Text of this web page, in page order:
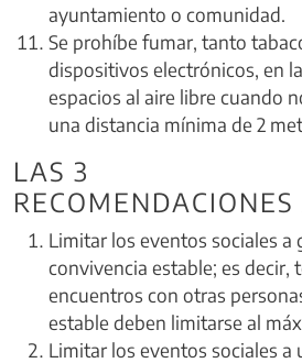
ayuntamiento o comunidad.
Se prohíbe fumar, tanto
dispositivos electrónicos, en
espacios al aire libre cuando
una distancia mínima de 2
LAS 3
Limitar los eventos sociales a
convivencia estable; es decir,
encuentros con otras
estable deben limitarse al
Limitar los eventos sociales a